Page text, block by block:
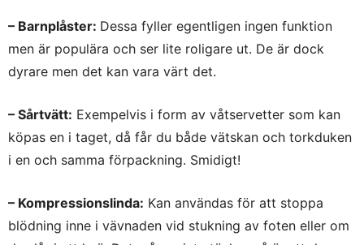
– Barnplåster: Dessa fyller egentligen ingen funktion
men är populära och ser lite roligare ut. De är dock
dyrare men det kan vara värt det.
– Sårtvätt: Exempelvis i form av våtservetter som kan
köpas en i taget, då får du både vätskan och torkduken
i en och samma förpackning. Smidigt!
– Kompressionslinda: Kan användas för att stoppa
blödning inne i vävnaden vid stukning av foten eller om